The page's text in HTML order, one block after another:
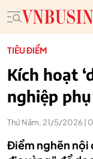
TIÊU ĐIỂM
Kích hoạt
nghiệp
Thứ Năm, 21/5/2026 |
Điểm nghẽn nội